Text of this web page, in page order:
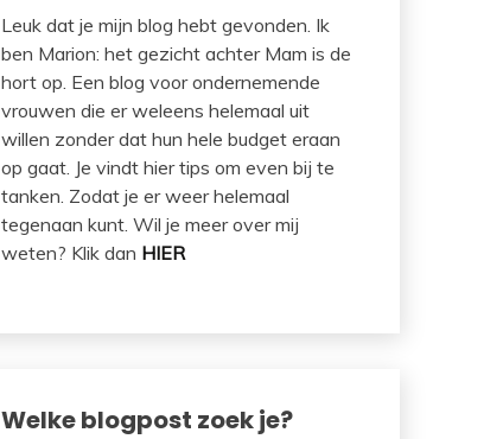
Leuk dat je mijn blog hebt gevonden. Ik
ben Marion: het gezicht achter Mam is de
hort op. Een blog voor ondernemende
vrouwen die er weleens helemaal uit
willen zonder dat hun hele budget eraan
op gaat. Je vindt hier tips om even bij te
tanken. Zodat je er weer helemaal
tegenaan kunt. Wil je meer over mij
weten? Klik dan HIER
Welke blogpost zoek je?